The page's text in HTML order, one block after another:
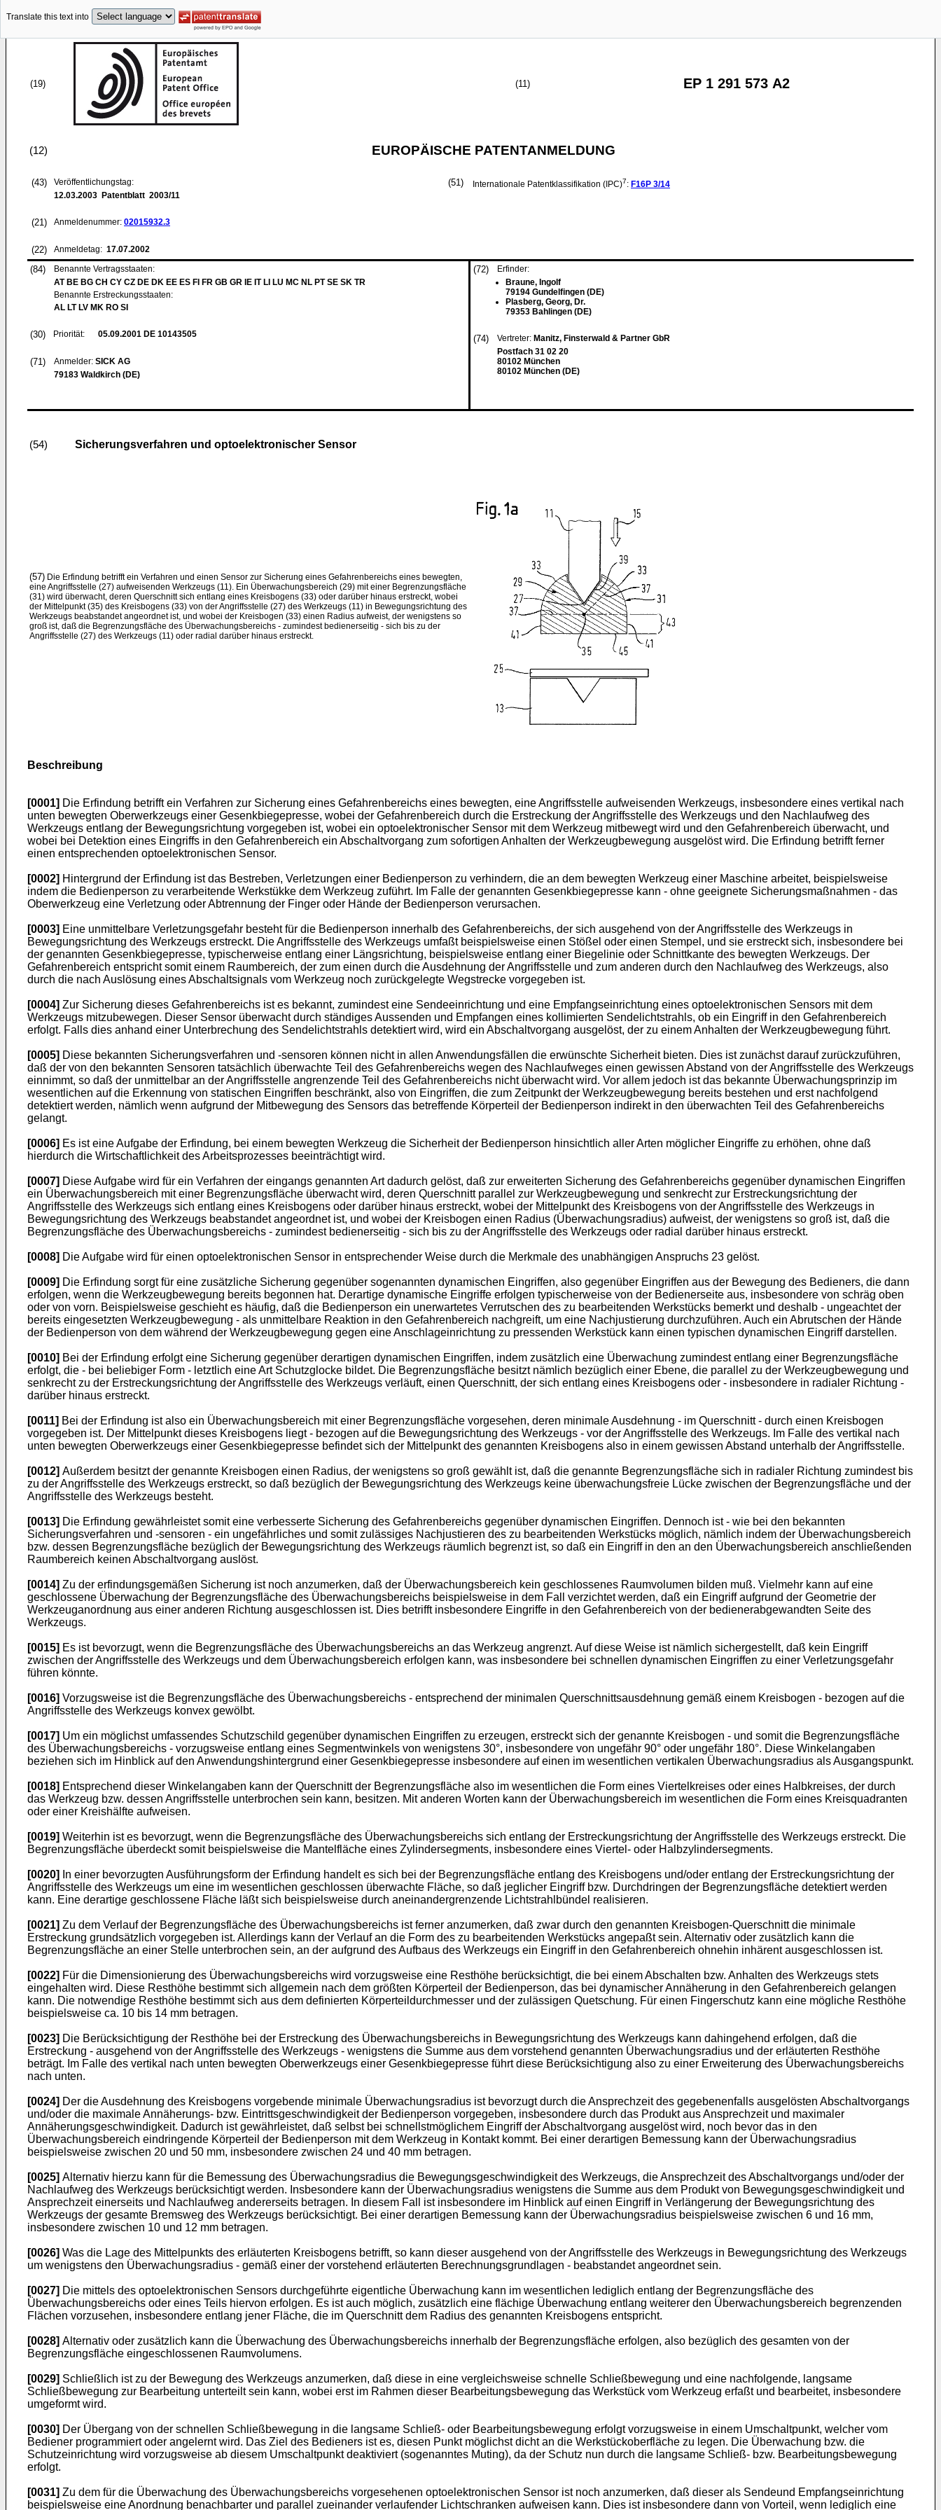
Translate this text into
(19) (11) EP 1 291 573 A2
(12) EUROPÄISCHE PATENTANMELDUNG
(43)
Veröffentlichungstag:
12.03.2003 Patentblatt 2003/11
(21) Anmeldenummer: 02015932.3
(22) Anmeldetag: 17.07.2002
(51) Internationale Patentklassifikation (IPC)7: F16P 3/14
(84)
Benannte Vertragsstaaten:
AT BE BG CH CY CZ DE DK EE ES FI FR GB GR IE IT LI LU MC NL PT SE SK TR
Benannte Erstreckungsstaaten:
AL LT LV MK RO SI
(30) Priorität: 05.09.2001 DE 10143505
(71) Anmelder: SICK AG
79183 Waldkirch (DE)
(72)
Erfinder:
Braune, Ingolf
79194 Gundelfingen (DE)
Plasberg, Georg, Dr.
79353 Bahlingen (DE)
(74) Vertreter: Manitz, Finsterwald & Partner GbR
Postfach 31 02 20
80102 München
80102 München (DE)
(54) Sicherungsverfahren und optoelektronischer Sensor
(57) Die Erfindung betrifft ein Verfahren und einen Sensor zur Sicherung eines Gefahrenbereichs eines bewegten,
eine Angriffsstelle (27) aufweisenden Werkzeugs (11). Ein Überwachungsbereich (29) mit einer Begrenzungsfläche
(31) wird überwacht, deren Querschnitt sich entlang eines Kreisbogens (33) oder darüber hinaus erstreckt, wobei
der Mittelpunkt (35) des Kreisbogens (33) von der Angriffsstelle (27) des Werkzeugs (11) in Bewegungsrichtung des
Werkzeugs beabstandet angeordnet ist, und wobei der Kreisbogen (33) einen Radius aufweist, der wenigstens so
groß ist, daß die Begrenzungsfläche des Überwachungsbereichs - zumindest bedienerseitig - sich bis zu der
Angriffsstelle (27) des Werkzeugs (11) oder radial darüber hinaus erstreckt.
Beschreibung
[0001] Die Erfindung betrifft ein Verfahren zur Sicherung eines Gefahrenbereichs eines bewegten, eine Angriffsstelle aufweisenden Werkzeugs, insbesondere eines vertikal nach
unten bewegten Oberwerkzeugs einer Gesenkbiegepresse, wobei der Gefahrenbereich durch die Erstreckung der Angriffsstelle des Werkzeugs und den Nachlaufweg des
Werkzeugs entlang der Bewegungsrichtung vorgegeben ist, wobei ein optoelektronischer Sensor mit dem Werkzeug mitbewegt wird und den Gefahrenbereich überwacht, und
wobei bei Detektion eines Eingriffs in den Gefahrenbereich ein Abschaltvorgang zum sofortigen Anhalten der Werkzeugbewegung ausgelöst wird. Die Erfindung betrifft ferner
einen entsprechenden optoelektronischen Sensor.
[0002] Hintergrund der Erfindung ist das Bestreben, Verletzungen einer Bedienperson zu verhindern, die an dem bewegten Werkzeug einer Maschine arbeitet, beispielsweise
indem die Bedienperson zu verarbeitende Werkstükke dem Werkzeug zuführt. Im Falle der genannten Gesenkbiegepresse kann - ohne geeignete Sicherungsmaßnahmen - das
Oberwerkzeug eine Verletzung oder Abtrennung der Finger oder Hände der Bedienperson verursachen.
[0003] Eine unmittelbare Verletzungsgefahr besteht für die Bedienperson innerhalb des Gefahrenbereichs, der sich ausgehend von der Angriffsstelle des Werkzeugs in
Bewegungsrichtung des Werkzeugs erstreckt. Die Angriffsstelle des Werkzeugs umfaßt beispielsweise einen Stößel oder einen Stempel, und sie erstreckt sich, insbesondere bei
der genannten Gesenkbiegepresse, typischerweise entlang einer Längsrichtung, beispielsweise entlang einer Biegelinie oder Schnittkante des bewegten Werkzeugs. Der
Gefahrenbereich entspricht somit einem Raumbereich, der zum einen durch die Ausdehnung der Angriffsstelle und zum anderen durch den Nachlaufweg des Werkzeugs, also
durch die nach Auslösung eines Abschaltsignals vom Werkzeug noch zurückgelegte Wegstrecke vorgegeben ist.
[0004] Zur Sicherung dieses Gefahrenbereichs ist es bekannt, zumindest eine Sendeeinrichtung und eine Empfangseinrichtung eines optoelektronischen Sensors mit dem
Werkzeugs mitzubewegen. Dieser Sensor überwacht durch ständiges Aussenden und Empfangen eines kollimierten Sendelichtstrahls, ob ein Eingriff in den Gefahrenbereich
erfolgt. Falls dies anhand einer Unterbrechung des Sendelichtstrahls detektiert wird, wird ein Abschaltvorgang ausgelöst, der zu einem Anhalten der Werkzeugbewegung führt.
[0005] Diese bekannten Sicherungsverfahren und -sensoren können nicht in allen Anwendungsfällen die erwünschte Sicherheit bieten. Dies ist zunächst darauf zurückzuführen,
daß der von den bekannten Sensoren tatsächlich überwachte Teil des Gefahrenbereichs wegen des Nachlaufweges einen gewissen Abstand von der Angriffsstelle des Werkzeugs
einnimmt, so daß der unmittelbar an der Angriffsstelle angrenzende Teil des Gefahrenbereichs nicht überwacht wird. Vor allem jedoch ist das bekannte Überwachungsprinzip im
wesentlichen auf die Erkennung von statischen Eingriffen beschränkt, also von Eingriffen, die zum Zeitpunkt der Werkzeugbewegung bereits bestehen und erst nachfolgend
detektiert werden, nämlich wenn aufgrund der Mitbewegung des Sensors das betreffende Körperteil der Bedienperson indirekt in den überwachten Teil des Gefahrenbereichs
gelangt.
[0006] Es ist eine Aufgabe der Erfindung, bei einem bewegten Werkzeug die Sicherheit der Bedienperson hinsichtlich aller Arten möglicher Eingriffe zu erhöhen, ohne daß
hierdurch die Wirtschaftlichkeit des Arbeitsprozesses beeinträchtigt wird.
[0007] Diese Aufgabe wird für ein Verfahren der eingangs genannten Art dadurch gelöst, daß zur erweiterten Sicherung des Gefahrenbereichs gegenüber dynamischen Eingriffen
ein Überwachungsbereich mit einer Begrenzungsfläche überwacht wird, deren Querschnitt parallel zur Werkzeugbewegung und senkrecht zur Erstreckungsrichtung der
Angriffsstelle des Werkzeugs sich entlang eines Kreisbogens oder darüber hinaus erstreckt, wobei der Mittelpunkt des Kreisbogens von der Angriffsstelle des Werkzeugs in
Bewegungsrichtung des Werkzeugs beabstandet angeordnet ist, und wobei der Kreisbogen einen Radius (Überwachungsradius) aufweist, der wenigstens so groß ist, daß die
Begrenzungsfläche des Überwachungsbereichs - zumindest bedienerseitig - sich bis zu der Angriffsstelle des Werkzeugs oder radial darüber hinaus erstreckt.
[0008] Die Aufgabe wird für einen optoelektronischen Sensor in entsprechender Weise durch die Merkmale des unabhängigen Anspruchs 23 gelöst.
[0009] Die Erfindung sorgt für eine zusätzliche Sicherung gegenüber sogenannten dynamischen Eingriffen, also gegenüber Eingriffen aus der Bewegung des Bedieners, die dann
erfolgen, wenn die Werkzeugbewegung bereits begonnen hat. Derartige dynamische Eingriffe erfolgen typischerweise von der Bedienerseite aus, insbesondere von schräg oben
oder von vorn. Beispielsweise geschieht es häufig, daß die Bedienperson ein unerwartetes Verrutschen des zu bearbeitenden Werkstücks bemerkt und deshalb - ungeachtet der
bereits eingesetzten Werkzeugbewegung - als unmittelbare Reaktion in den Gefahrenbereich nachgreift, um eine Nachjustierung durchzuführen. Auch ein Abrutschen der Hände
der Bedienperson von dem während der Werkzeugbewegung gegen eine Anschlageinrichtung zu pressenden Werkstück kann einen typischen dynamischen Eingriff darstellen.
[0010] Bei der Erfindung erfolgt eine Sicherung gegenüber derartigen dynamischen Eingriffen, indem zusätzlich eine Überwachung zumindest entlang einer Begrenzungsfläche
erfolgt, die - bei beliebiger Form - letztlich eine Art Schutzglocke bildet. Die Begrenzungsfläche besitzt nämlich bezüglich einer Ebene, die parallel zu der Werkzeugbewegung und
senkrecht zu der Erstreckungsrichtung der Angriffsstelle des Werkzeugs verläuft, einen Querschnitt, der sich entlang eines Kreisbogens oder - insbesondere in radialer Richtung -
darüber hinaus erstreckt.
[0011] Bei der Erfindung ist also ein Überwachungsbereich mit einer Begrenzungsfläche vorgesehen, deren minimale Ausdehnung - im Querschnitt - durch einen Kreisbogen
vorgegeben ist. Der Mittelpunkt dieses Kreisbogens liegt - bezogen auf die Bewegungsrichtung des Werkzeugs - vor der Angriffsstelle des Werkzeugs. Im Falle des vertikal nach
unten bewegten Oberwerkzeugs einer Gesenkbiegepresse befindet sich der Mittelpunkt des genannten Kreisbogens also in einem gewissen Abstand unterhalb der Angriffsstelle.
[0012] Außerdem besitzt der genannte Kreisbogen einen Radius, der wenigstens so groß gewählt ist, daß die genannte Begrenzungsfläche sich in radialer Richtung zumindest bis
zu der Angriffsstelle des Werkzeugs erstreckt, so daß bezüglich der Bewegungsrichtung des Werkzeugs keine überwachungsfreie Lücke zwischen der Begrenzungsfläche und der
Angriffsstelle des Werkzeugs besteht.
[0013] Die Erfindung gewährleistet somit eine verbesserte Sicherung des Gefahrenbereichs gegenüber dynamischen Eingriffen. Dennoch ist - wie bei den bekannten
Sicherungsverfahren und -sensoren - ein ungefährliches und somit zulässiges Nachjustieren des zu bearbeitenden Werkstücks möglich, nämlich indem der Überwachungsbereich
bzw. dessen Begrenzungsfläche bezüglich der Bewegungsrichtung des Werkzeugs räumlich begrenzt ist, so daß ein Eingriff in den an den Überwachungsbereich anschließenden
Raumbereich keinen Abschaltvorgang auslöst.
[0014] Zu der erfindungsgemäßen Sicherung ist noch anzumerken, daß der Überwachungsbereich kein geschlossenes Raumvolumen bilden muß. Vielmehr kann auf eine
geschlossene Überwachung der Begrenzungsfläche des Überwachungsbereichs beispielsweise in dem Fall verzichtet werden, daß ein Eingriff aufgrund der Geometrie der
Werkzeuganordnung aus einer anderen Richtung ausgeschlossen ist. Dies betrifft insbesondere Eingriffe in den Gefahrenbereich von der bedienerabgewandten Seite des
Werkzeugs.
[0015] Es ist bevorzugt, wenn die Begrenzungsfläche des Überwachungsbereichs an das Werkzeug angrenzt. Auf diese Weise ist nämlich sichergestellt, daß kein Eingriff
zwischen der Angriffsstelle des Werkzeugs und dem Überwachungsbereich erfolgen kann, was insbesondere bei schnellen dynamischen Eingriffen zu einer Verletzungsgefahr
führen könnte.
[0016] Vorzugsweise ist die Begrenzungsfläche des Überwachungsbereichs - entsprechend der minimalen Querschnittsausdehnung gemäß einem Kreisbogen - bezogen auf die
Angriffsstelle des Werkzeugs konvex gewölbt.
[0017] Um ein möglichst umfassendes Schutzschild gegenüber dynamischen Eingriffen zu erzeugen, erstreckt sich der genannte Kreisbogen - und somit die Begrenzungsfläche
des Überwachungsbereichs - vorzugsweise entlang eines Segmentwinkels von wenigstens 30°, insbesondere von ungefähr 90° oder ungefähr 180°. Diese Winkelangaben
beziehen sich im Hinblick auf den Anwendungshintergrund einer Gesenkbiegepresse insbesondere auf einen im wesentlichen vertikalen Überwachungsradius als Ausgangspunkt.
[0018] Entsprechend dieser Winkelangaben kann der Querschnitt der Begrenzungsfläche also im wesentlichen die Form eines Viertelkreises oder eines Halbkreises, der durch
das Werkzeug bzw. dessen Angriffsstelle unterbrochen sein kann, besitzen. Mit anderen Worten kann der Überwachungsbereich im wesentlichen die Form eines Kreisquadranten
oder einer Kreishälfte aufweisen.
[0019] Weiterhin ist es bevorzugt, wenn die Begrenzungsfläche des Überwachungsbereichs sich entlang der Erstreckungsrichtung der Angriffsstelle des Werkzeugs erstreckt. Die
Begrenzungsfläche überdeckt somit beispielsweise die Mantelfläche eines Zylindersegments, insbesondere eines Viertel- oder Halbzylindersegments.
[0020]
In einer bevorzugten Ausführungsform der Erfindung handelt es sich bei der Begrenzungsfläche entlang des Kreisbogens und/oder entlang der Erstreckungsrichtung der
Angriffsstelle des Werkzeugs um eine im wesentlichen geschlossen überwachte Fläche, so daß jeglicher Eingriff bzw. Durchdringen der Begrenzungsfläche detektiert werden
kann. Eine derartige geschlossene Fläche läßt sich beispielsweise durch aneinandergrenzende Lichtstrahlbündel realisieren.
[0021] Zu dem Verlauf der Begrenzungsfläche des Überwachungsbereichs ist ferner anzumerken, daß zwar durch den genannten Kreisbogen-Querschnitt die minimale
Erstreckung grundsätzlich vorgegeben ist. Allerdings kann der Verlauf an die Form des zu bearbeitenden Werkstücks angepaßt sein. Alternativ oder zusätzlich kann die
Begrenzungsfläche an einer Stelle unterbrochen sein, an der aufgrund des Aufbaus des Werkzeugs ein Eingriff in den Gefahrenbereich ohnehin inhärent ausgeschlossen ist.
[0022] Für die Dimensionierung des Überwachungsbereichs wird vorzugsweise eine Resthöhe berücksichtigt, die bei einem Abschalten bzw. Anhalten des Werkzeugs stets
eingehalten wird. Diese Resthöhe bestimmt sich allgemein nach dem größten Körperteil der Bedienperson, das bei dynamischer Annäherung in den Gefahrenbereich gelangen
kann. Die notwendige Resthöhe bestimmt sich aus dem definierten Körperteildurchmesser und der zulässigen Quetschung. Für einen Fingerschutz kann eine mögliche Resthöhe
beispielsweise ca. 10 bis 14 mm betragen.
[0023] Die Berücksichtigung der Resthöhe bei der Erstreckung des Überwachungsbereichs in Bewegungsrichtung des Werkzeugs kann dahingehend erfolgen, daß die
Erstreckung - ausgehend von der Angriffsstelle des Werkzeugs - wenigstens die Summe aus dem vorstehend genannten Überwachungsradius und der erläuterten Resthöhe
beträgt. Im Falle des vertikal nach unten bewegten Oberwerkzeugs einer Gesenkbiegepresse führt diese Berücksichtigung also zu einer Erweiterung des Überwachungsbereichs
nach unten.
[0024] Der die Ausdehnung des Kreisbogens vorgebende minimale Überwachungsradius ist bevorzugt durch die Ansprechzeit des gegebenenfalls ausgelösten Abschaltvorgangs
und/oder die maximale Annäherungs- bzw. Eintrittsgeschwindigkeit der Bedienperson vorgegeben, insbesondere durch das Produkt aus Ansprechzeit und maximaler
Annäherungsgeschwindigkeit. Dadurch ist gewährleistet, daß selbst bei schnellstmöglichem Eingriff der Abschaltvorgang ausgelöst wird, noch bevor das in den
Überwachungsbereich eindringende Körperteil der Bedienperson mit dem Werkzeug in Kontakt kommt. Bei einer derartigen Bemessung kann der Überwachungsradius
beispielsweise zwischen 20 und 50 mm, insbesondere zwischen 24 und 40 mm betragen.
[0025] Alternativ hierzu kann für die Bemessung des Überwachungsradius die Bewegungsgeschwindigkeit des Werkzeugs, die Ansprechzeit des Abschaltvorgangs und/oder der
Nachlaufweg des Werkzeugs berücksichtigt werden. Insbesondere kann der Überwachungsradius wenigstens die Summe aus dem Produkt von Bewegungsgeschwindigkeit und
Ansprechzeit einerseits und Nachlaufweg andererseits betragen. In diesem Fall ist insbesondere im Hinblick auf einen Eingriff in Verlängerung der Bewegungsrichtung des
Werkzeugs der gesamte Bremsweg des Werkzeugs berücksichtigt. Bei einer derartigen Bemessung kann der Überwachungsradius beispielsweise zwischen 6 und 16 mm,
insbesondere zwischen 10 und 12 mm betragen.
[0026] Was die Lage des Mittelpunkts des erläuterten Kreisbogens betrifft, so kann dieser ausgehend von der Angriffsstelle des Werkzeugs in Bewegungsrichtung des Werkzeugs
um wenigstens den Überwachungsradius - gemäß einer der vorstehend erläuterten Berechnungsgrundlagen - beabstandet angeordnet sein.
[0027] Die mittels des optoelektronischen Sensors durchgeführte eigentliche Überwachung kann im wesentlichen lediglich entlang der Begrenzungsfläche des
Überwachungsbereichs oder eines Teils hiervon erfolgen. Es ist auch möglich, zusätzlich eine flächige Überwachung entlang weiterer den Überwachungsbereich begrenzenden
Flächen vorzusehen, insbesondere entlang jener Fläche, die im Querschnitt dem Radius des genannten Kreisbogens entspricht.
[0028] Alternativ oder zusätzlich kann die Überwachung des Überwachungsbereichs innerhalb der Begrenzungsfläche erfolgen, also bezüglich des gesamten von der
Begrenzungsfläche eingeschlossenen Raumvolumens.
[0029] Schließlich ist zu der Bewegung des Werkzeugs anzumerken, daß diese in eine vergleichsweise schnelle Schließbewegung und eine nachfolgende, langsame
Schließbewegung zur Bearbeitung unterteilt sein kann, wobei erst im Rahmen dieser Bearbeitungsbewegung das Werkstück vom Werkzeug erfaßt und bearbeitet, insbesondere
umgeformt wird.
[0030] Der Übergang von der schnellen Schließbewegung in die langsame Schließ- oder Bearbeitungsbewegung erfolgt vorzugsweise in einem Umschaltpunkt, welcher vom
Bediener programmiert oder angelernt wird. Das Ziel des Bedieners ist es, diesen Punkt möglichst dicht an die Werkstückoberfläche zu legen. Die Überwachung bzw. die
Schutzeinrichtung wird vorzugsweise ab diesem Umschaltpunkt deaktiviert (sogenanntes Muting), da der Schutz nun durch die langsame Schließ- bzw. Bearbeitungsbewegung
erfolgt.
[0031] Zu dem für die Überwachung des Überwachungsbereichs vorgesehenen optoelektronischen Sensor ist noch anzumerken, daß dieser als Sendeund Empfangseinrichtung
beispielsweise eine Anordnung benachbarter und parallel zueinander verlaufender Lichtschranken aufweisen kann. Dies ist insbesondere dann von Vorteil, wenn lediglich eine